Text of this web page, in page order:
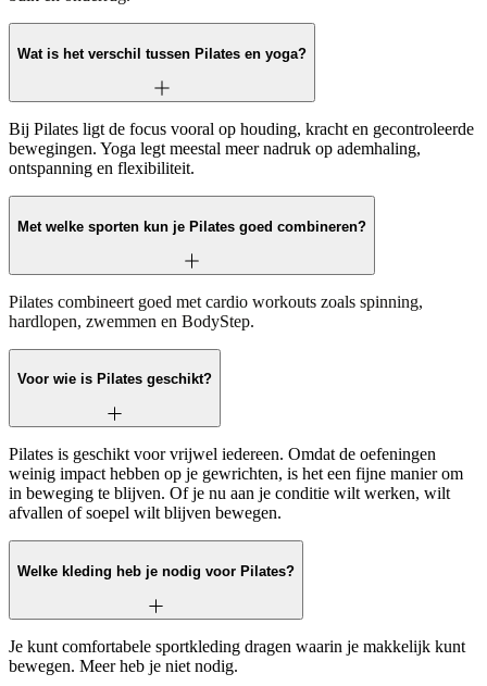
Wat is het verschil tussen Pilates en yoga?
Bij Pilates ligt de focus vooral op houding, kracht en gecontroleerde
bewegingen. Yoga legt meestal meer nadruk op ademhaling,
ontspanning en flexibiliteit.
Met welke sporten kun je Pilates goed combineren?
Pilates combineert goed met cardio workouts zoals spinning,
hardlopen, zwemmen en BodyStep.
Voor wie is Pilates geschikt?
Pilates is geschikt voor vrijwel iedereen. Omdat de oefeningen
weinig impact hebben op je gewrichten, is het een fijne manier om
in beweging te blijven. Of je nu aan je conditie wilt werken, wilt
afvallen of soepel wilt blijven bewegen.
Welke kleding heb je nodig voor Pilates?
Je kunt comfortabele sportkleding dragen waarin je makkelijk kunt
bewegen. Meer heb je niet nodig.